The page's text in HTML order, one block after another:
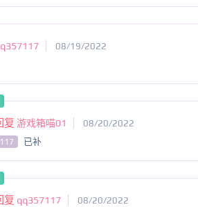
08/19/2022
复 游戏箱喵01 08/20/2022
已补
复 qq357117 08/20/2022